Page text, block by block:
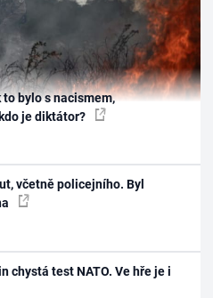
bylo s nacismem,
je diktátor?
včetně policejního. Byl
chystá test NATO. Ve hře je i